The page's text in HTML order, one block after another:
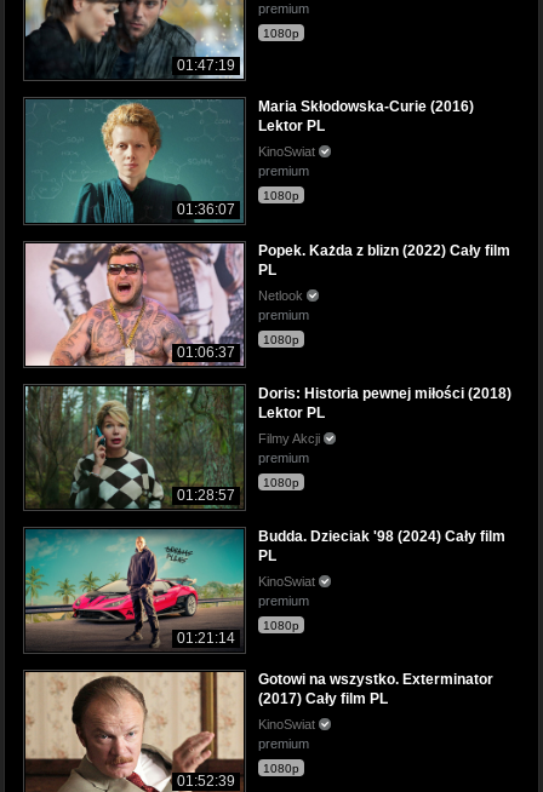
01:47:19
premium
1080p
01:36:07
Maria Skłodowska-Curie (2016)
Lektor PL
KinoSwiat
premium
1080p
01:06:37
Popek. Każda z blizn (2022) Cały film
PL
Netlook
premium
1080p
01:28:57
Doris: Historia pewnej miłości (2018)
Lektor PL
Filmy Akcji
premium
1080p
01:21:14
Budda. Dzieciak '98 (2024) Cały film
PL
KinoSwiat
premium
1080p
01:52:39
Gotowi na wszystko. Exterminator
(2017) Cały film PL
KinoSwiat
premium
1080p